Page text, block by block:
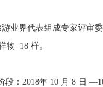
业界代表组成专家评审
物 18 样。
段：2018年 10 月 8 日